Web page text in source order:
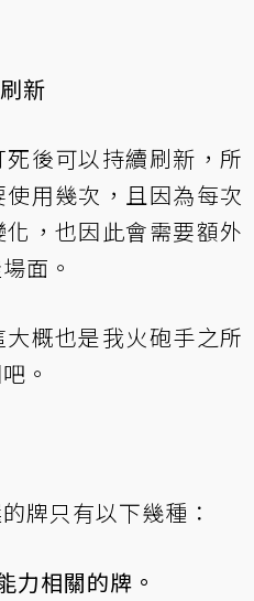
新
後可以持續刷新，所
用幾次，且因為每次
，也因此會需要額外
面。
概也是我火砲手之所
。
牌只有以下幾種：
力相關的牌。